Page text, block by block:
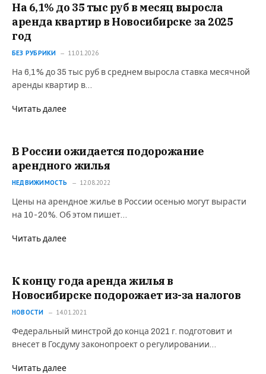
На 6,1% до 35 тыс руб в месяц выросла
аренда квартир в Новосибирске за 2025
год
БЕЗ РУБРИКИ 11.01.2026
На 6,1% до 35 тыс руб в среднем выросла ставка месячной
аренды квартир в…
Читать далее
В России ожидается подорожание
арендного жилья
НЕДВИЖИМОСТЬ 12.08.2022
Цены на арендное жилье в России осенью могут вырасти
на 10-20%. Об этом пишет…
Читать далее
К концу года аренда жилья в
Новосибирске подорожает из-за налогов
НОВОСТИ 14.01.2021
Федеральный минстрой до конца 2021 г. подготовит и
внесет в Госдуму законопроект о регулировании…
Читать далее